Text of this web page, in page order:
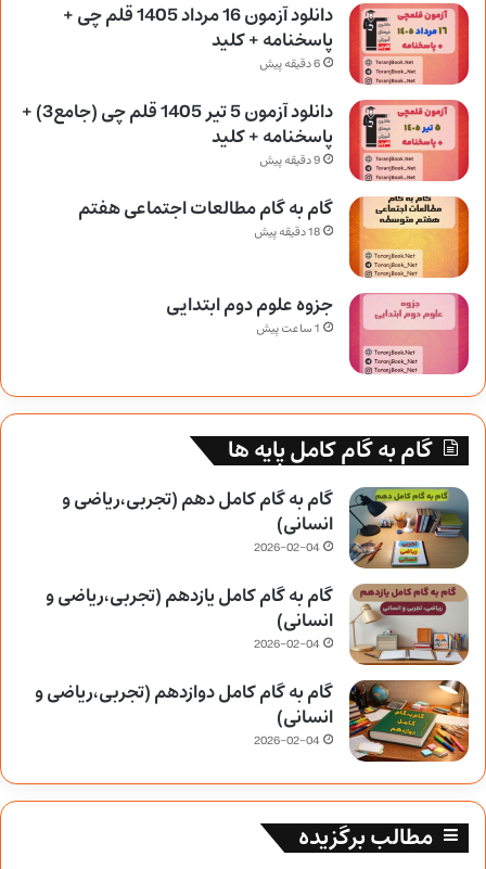
دانلود آزمون 16 مرداد 1405 قلم چی +
پاسخنامه + کلید
6 دقیقه پیش
دانلود آزمون 5 تیر 1405 قلم چی (جامع3) +
پاسخنامه + کلید
9 دقیقه پیش
گام به گام مطالعات اجتماعی هفتم
18 دقیقه پیش
جزوه علوم دوم ابتدایی
1 ساعت پیش
گام به گام کامل پایه ها
گام به گام کامل دهم (تجربی،ریاضی و
انسانی)
2026-02-04
گام به گام کامل یازدهم (تجربی،ریاضی و
انسانی)
2026-02-04
گام به گام کامل دوازدهم (تجربی،ریاضی و
انسانی)
2026-02-04
مطالب برگزیده